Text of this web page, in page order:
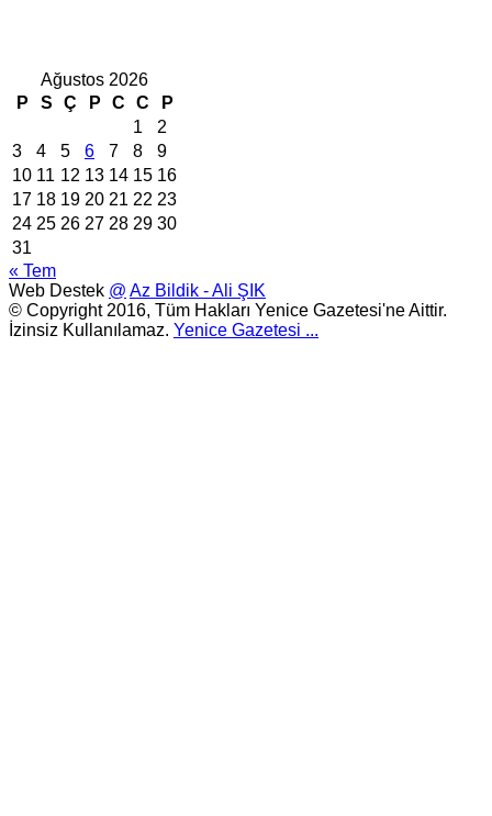
Ağustos 2026
P
S Ç P C C
P
1
2
3
4 5 6 7 8
9
10 11 12 13 14 15 16
17 18 19 20 21 22 23
24 25 26 27 28 29 30
31
« Tem
Web Destek @ Az Bildik - Ali ŞIK
© Copyright 2016, Tüm Hakları Yenice Gazetesi'ne Aittir.
İzinsiz Kullanılamaz. Yenice Gazetesi ...